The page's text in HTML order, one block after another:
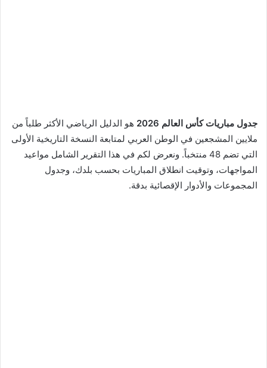
جدول مباريات كأس العالم 2026
هو الدليل الرياضي الأكثر طلباً من
ملايين المشجعين في الوطن العربي لمتابعة النسخة التاريخية الأولى
التي تضم 48 منتخباً. ونعرض لكم في هذا التقرير الشامل مواعيد
المواجهات، وتوقيت انطلاق المباريات بحسب بلدك، وجدول
المجموعات والأدوار الإقصائية بدقة.